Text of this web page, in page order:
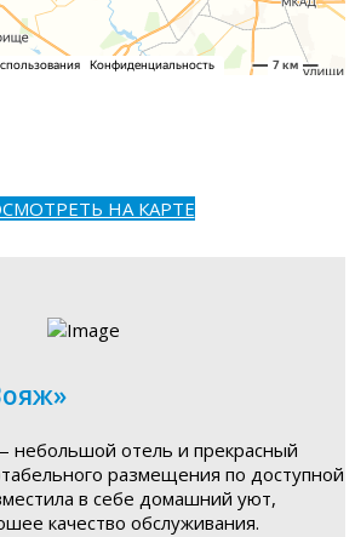
НА КАРТЕ
небольшой отель и прекрасный
размещения по доступной
в себе домашний уют,
качество обслуживания.